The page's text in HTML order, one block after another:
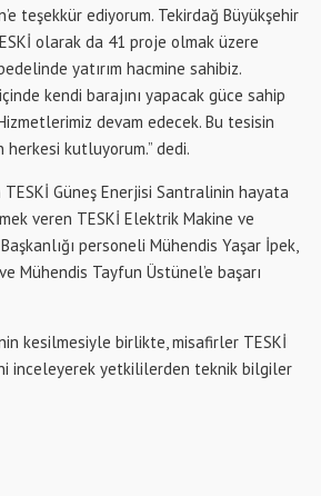
teşekkür ediyorum. Tekirdağ Büyükşehir
olarak da 41 proje olmak üzere
yatırım hacmine sahibiz.
kendi barajını yapacak güce sahip
devam edecek. Bu tesisin
herkesi kutluyorum.” dedi.
TESKİ Güneş Enerjisi Santralinin hayata
veren TESKİ Elektrik Makine ve
personeli Mühendis Yaşar İpek,
Mühendis Tayfun Üstünel’e başarı
kesilmesiyle birlikte, misafirler TESKİ
inceleyerek yetkililerden teknik bilgiler